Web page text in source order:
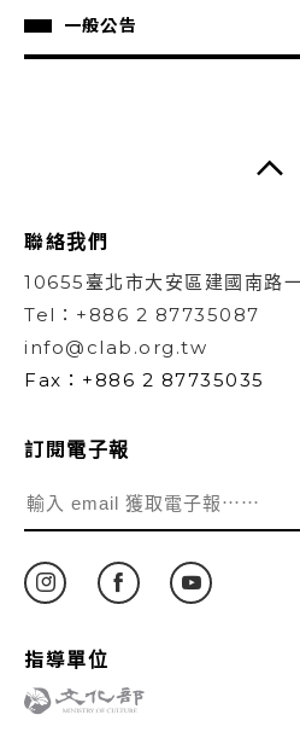
一般公告
聯絡我們
10655臺北市大安區建國南路
Tel：+886 2 87735087
info@clab.org.tw
Fax：+886 2 87735035
訂閱電子報
指導單位